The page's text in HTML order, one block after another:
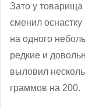
Зато у товарища
сменил
на одного
редкие и
выловил
граммов на 200.